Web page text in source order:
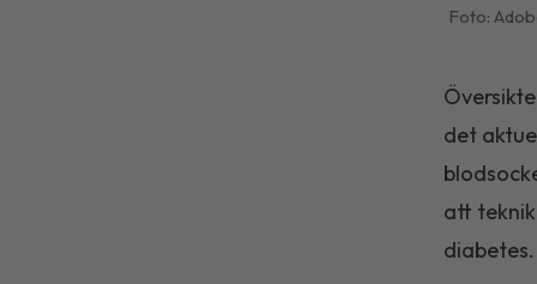
det
att
diabetes.